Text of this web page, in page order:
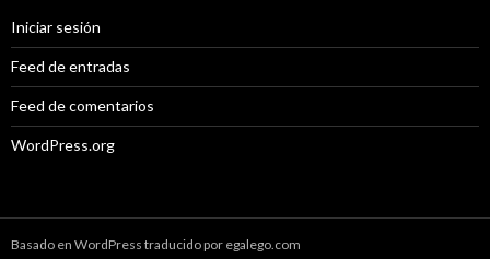
Iniciar sesión
Feed de entradas
Feed de comentarios
WordPress.org
Basado en WordPress traducido por egalego.com